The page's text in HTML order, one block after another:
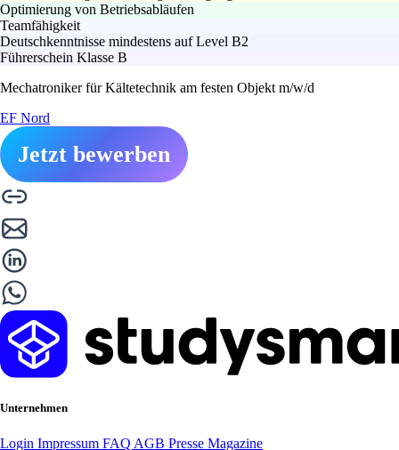
Optimierung von Betriebsabläufen
Teamfähigkeit
Deutschkenntnisse mindestens auf Level B2
Führerschein Klasse B
Mechatroniker für Kältetechnik am festen Objekt m/w/d
EF Nord
Jetzt bewerben
Unternehmen
Login Impressum FAQ AGB Presse Magazine